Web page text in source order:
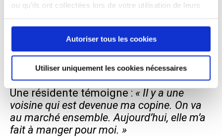
ou qu'ils ont collectées lors de votre utilisation de leurs
continuez à utiliser notre site Web.
Autoriser tous les cookies
Utiliser uniquement les cookies nécessaires
Pour les personnes qui y vivent, les
bénéfices dépassent largement la
question du logement.« On est une
famille. Entre voisins, quand on mange ou
quand on voyage, on partage beaucoup
ensemble. »
Une résidente témoigne : « Il y a une
voisine qui est devenue ma copine. On va
au marché ensemble. Aujourd’hui, elle m’a
fait à manger pour moi. »